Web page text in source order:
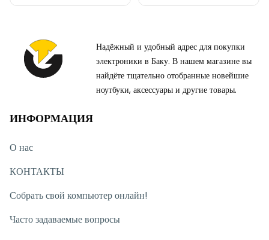
Надёжный и удобный адрес для покупки
электроники в Баку. В нашем магазине вы
найдёте тщательно отобранные новейшие
ноутбуки, аксессуары и другие товары.
ИНФОРМАЦИЯ
О нас
КОНТАКТЫ
Собрать свой компьютер онлайн!
Часто задаваемые вопросы